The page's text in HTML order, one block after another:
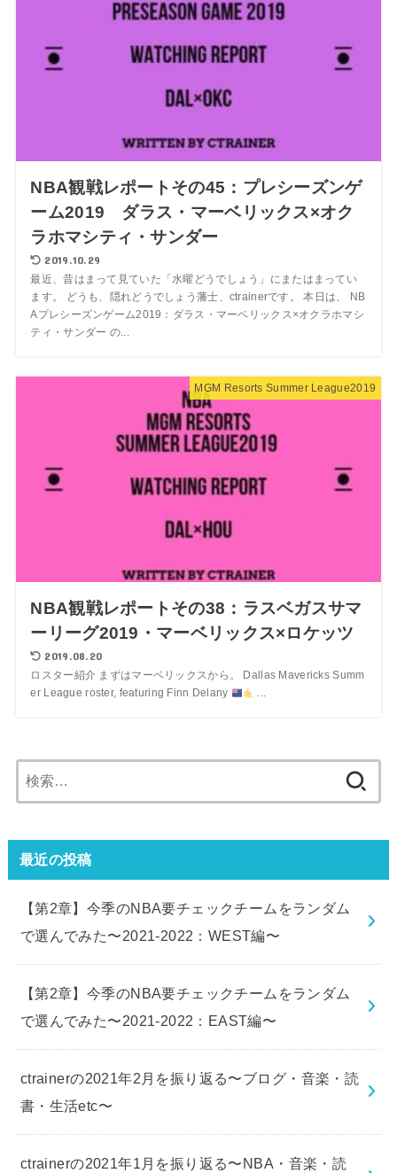
NBA観戦レポートその45：プレシーズンゲ
ーム2019 ダラス・マーベリックス×オク
ラホマシティ・サンダー
2019.10.29
最近、昔はまって見ていた「水曜どうでしょう」にまたはまってい
ます。 どうも、隠れどうでしょう藩士、ctrainerです。 本日は、 NB
Aプレシーズンゲーム2019：ダラス・マーベリックス×オクラホマシ
ティ・サンダー の...
MGM Resorts Summer League2019
NBA観戦レポートその38：ラスベガスサマ
ーリーグ2019・マーベリックス×ロケッツ
2019.08.20
ロスター紹介 まずはマーベリックスから。 Dallas Mavericks Summ
er League roster, featuring Finn Delany
索:
最近の投稿
【第2章】今季のNBA要チェックチームをランダム
で選んでみた〜2021-2022：WEST編〜
【第2章】今季のNBA要チェックチームをランダム
で選んでみた〜2021-2022：EAST編〜
ctrainerの2021年2月を振り返る〜ブログ・音楽・読
書・生活etc〜
ctrainerの2021年1月を振り返る〜NBA・音楽・読